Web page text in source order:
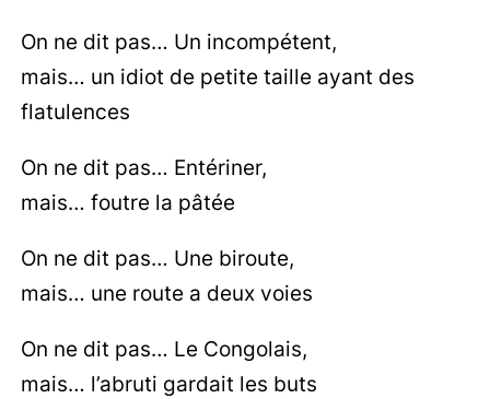
On ne dit pas… Un incompétent,
mais… un idiot de petite taille ayant des
flatulences
On ne dit pas… Entériner,
mais… foutre la pâtée
On ne dit pas… Une biroute,
mais… une route a deux voies
On ne dit pas… Le Congolais,
mais… l’abruti gardait les buts